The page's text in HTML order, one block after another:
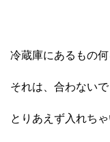
冷蔵庫にあるもの
それは、合わない
とりあえず入れちゃ